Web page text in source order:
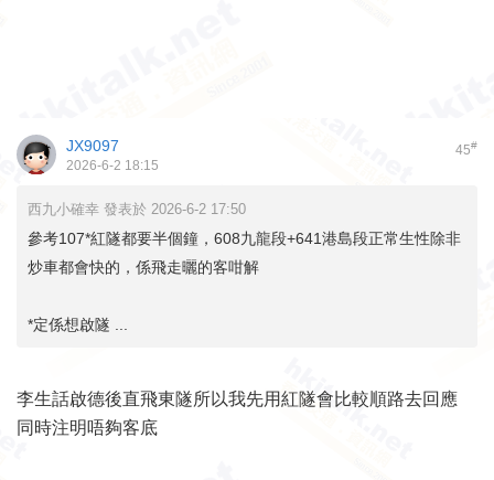
45#
JX9097
2026-6-2 18:15
西九小確幸 發表於 2026-6-2 17:50
參考107*紅隧都要半個鐘，608九龍段+641港島段正常生性除非
炒車都會快的，係飛走曬的客咁解
*定係想啟隧 ...
李生話啟德後直飛東隧所以我先用紅隧會比較順路去回應
同時注明唔夠客底